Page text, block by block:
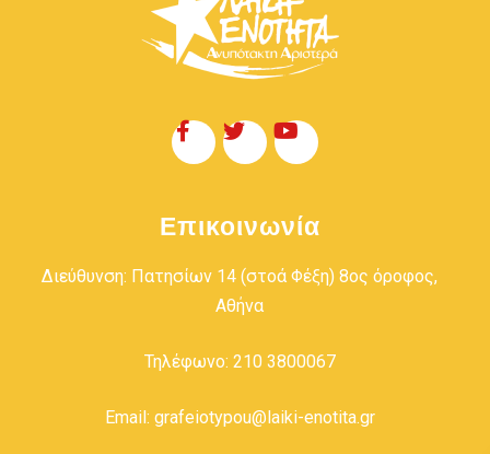
Επικοινωνία
Διεύθυνση: Πατησίων 14 (στοά Φέξη) 8ος όροφος,
Αθήνα
Τηλέφωνο: 210 3800067
Email: grafeiotypou@laiki-enotita.gr